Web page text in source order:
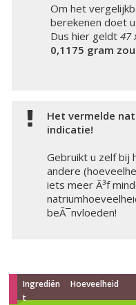
Om het
berekenen doet
Dus hier geldt47
0,1175 gram
Het vermelde
indicatie!
Gebruikt u zelf bij
andere
iets meer Ã³f
beÃ¯nvloeden!
Ingrediën
t
Hoeveelheid